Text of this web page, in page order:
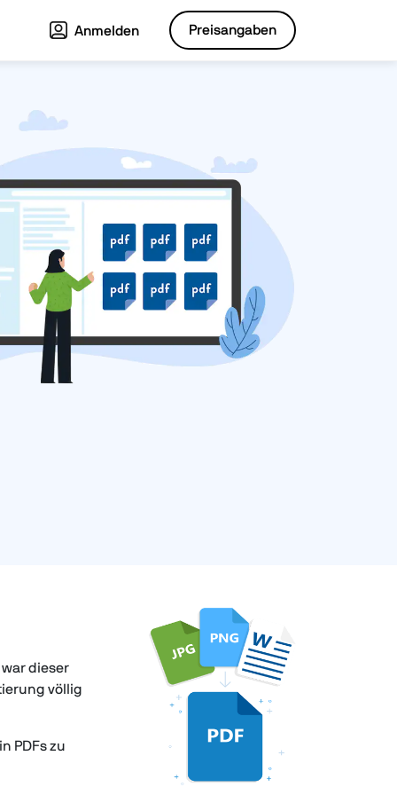
Anmelden Preisangaben
dieser
völlig
PDFs zu